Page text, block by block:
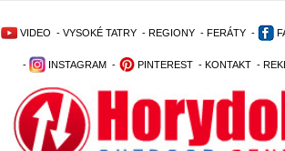
VIDEO - VYSOKÉ TATRY - REGIONY - FERÁTY -
- INSTAGRAM - PINTEREST - KONTAKT -